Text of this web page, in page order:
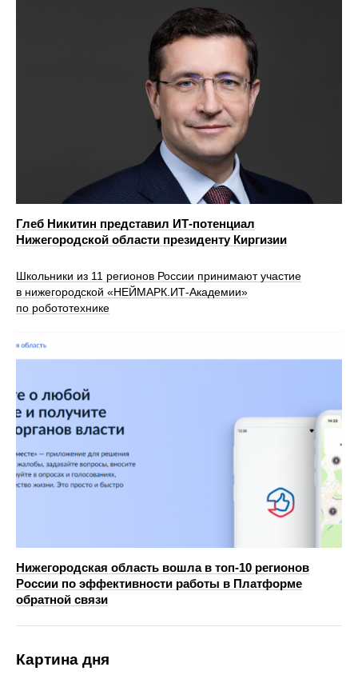
Глеб Никитин представил ИТ-потенциал
Нижегородской области президенту Киргизии
Школьники из 11 регионов России принимают участие
в нижегородской «НЕЙМАРК.ИТ-Академии»
по робототехнике
Нижегородская область вошла в топ‑10 регионов
России по эффективности работы в Платформе
обратной связи
Картина дня